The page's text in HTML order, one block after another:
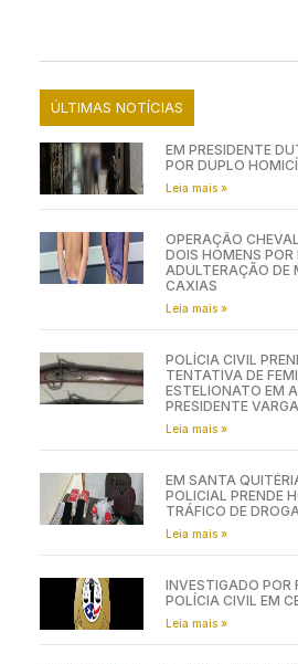
ÚLTIMAS NOTÍCIAS
EM PRESIDENTE
POR DUPLO
Leia mais »
OPERAÇÃO
DOIS HOMENS POR
ADULTERAÇÃO DE
CAXIAS
Leia mais »
POLÍCIA CIVIL
TENTATIVA DE
ESTELIONATO EM
PRESIDENTE
Leia mais »
EM SANTA
POLICIAL PRENDE
TRÁFICO DE
Leia mais »
INVESTIGADO POR
POLÍCIA CIVIL EM
Leia mais »